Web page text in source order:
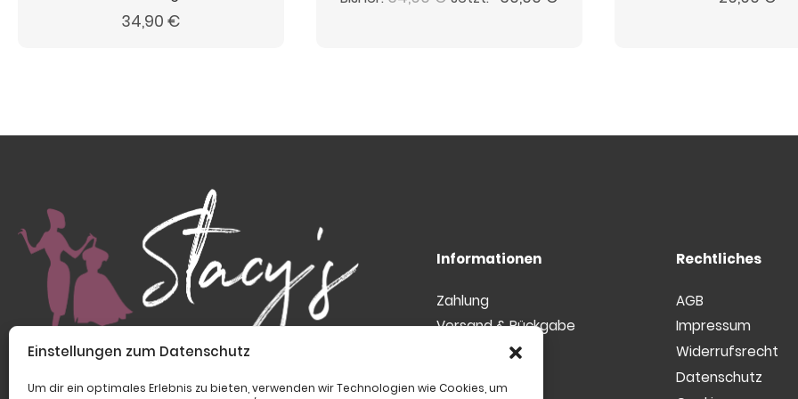
Einstellungen zum Datenschutz
Um dir ein optimales Erlebnis zu bieten, verwenden wir Technologien wie Cookies, um
34,90 €
Informationen
Zahlung
Versand & Rückgabe
Kundenkonto
Rechtliches
AGB
Impressum
Widerrufsrecht
Datenschutz